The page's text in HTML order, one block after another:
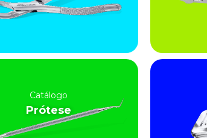
Catálogo
Prótese